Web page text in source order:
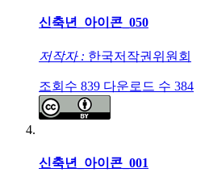
신축년_아이콘_050
저작자 : 한국저작권위원회
조회수 839 다운로드 수 384
신축년_아이콘_001